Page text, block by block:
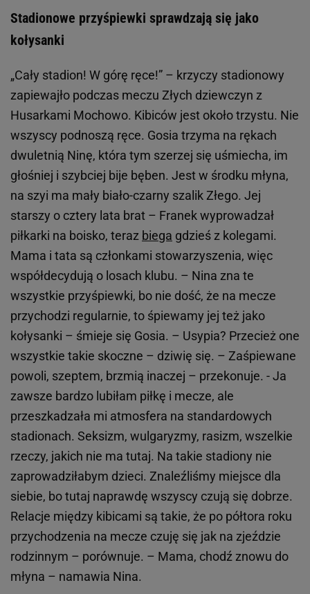
Stadionowe przyśpiewki sprawdzają się jako
kołysanki
„Cały stadion! W górę ręce!” – krzyczy stadionowy
zapiewajło podczas meczu Złych dziewczyn z
Husarkami Mochowo. Kibiców jest około trzystu. Nie
wszyscy podnoszą ręce. Gosia trzyma na rękach
dwuletnią Ninę, która tym szerzej się uśmiecha, im
głośniej i szybciej bije bęben. Jest w środku młyna,
na szyi ma mały biało-czarny szalik Złego. Jej
starszy o cztery lata brat – Franek wyprowadzał
piłkarki na boisko, teraz biega gdzieś z kolegami.
Mama i tata są członkami stowarzyszenia, więc
współdecydują o losach klubu. – Nina zna te
wszystkie przyśpiewki, bo nie dość, że na mecze
przychodzi regularnie, to śpiewamy jej też jako
kołysanki – śmieje się Gosia. – Usypia? Przecież one
wszystkie takie skoczne – dziwię się. – Zaśpiewane
powoli, szeptem, brzmią inaczej – przekonuje. - Ja
zawsze bardzo lubiłam piłkę i mecze, ale
przeszkadzała mi atmosfera na standardowych
stadionach. Seksizm, wulgaryzmy, rasizm, wszelkie
rzeczy, jakich nie ma tutaj. Na takie stadiony nie
zaprowadziłabym dzieci. Znaleźliśmy miejsce dla
siebie, bo tutaj naprawdę wszyscy czują się dobrze.
Relacje między kibicami są takie, że po półtora roku
przychodzenia na mecze czuję się jak na zjeździe
rodzinnym – porównuje. – Mama, chodź znowu do
młyna – namawia Nina.